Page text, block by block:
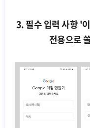
3. 필수 입력 사항 '
전용으로